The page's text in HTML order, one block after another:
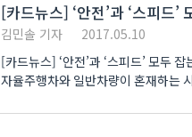
[카드뉴스] ‘안전’과 ‘스피드’
김민솔 기자
2017.05.10
[카드뉴스] ‘안전’과 ‘스피드’ 모두
자율주행차와 일반차량이 혼재하는